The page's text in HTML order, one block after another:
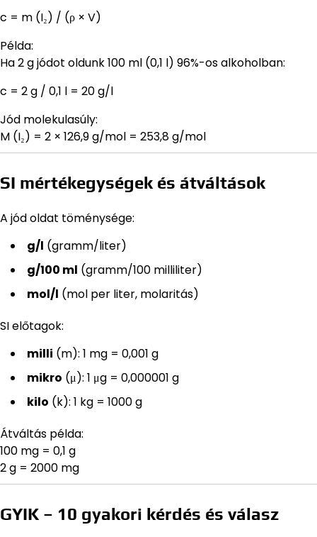
c = m (I₂) / (ρ × V)
Példa:
Ha 2 g jódot oldunk 100 ml (0,1 l) 96%-os alkoholban:
c = 2 g / 0,1 l = 20 g/l
Jód molekulasúly:
M (I₂) = 2 × 126,9 g/mol = 253,8 g/mol
SI mértékegységek és átváltások
A jód oldat töménysége:
g/l (gramm/liter)
g/100 ml (gramm/100 milliliter)
mol/l (mol per liter, molaritás)
SI előtagok:
milli (m): 1 mg = 0,001 g
mikro (μ): 1 μg = 0,000001 g
kilo (k): 1 kg = 1000 g
Átváltás példa:
100 mg = 0,1 g
2 g = 2000 mg
GYIK – 10 gyakori kérdés és válasz